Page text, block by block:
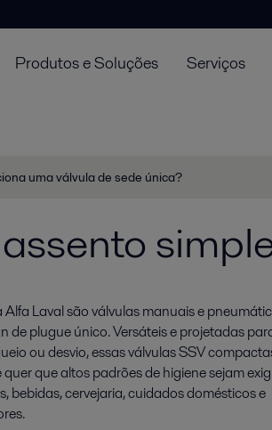
Produtos e Soluções Serviços
uma válvula de sede única?
Laval são válvulas manuais e
de plugue único. Versáteis e projetadas
ou desvio, essas válvulas SSV
que altos padrões de higiene sejam
bebidas, cervejaria, cuidados domésticos e